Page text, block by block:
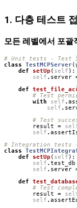
1. 다층 테스트
모든 레벨에서 포괄
# Unit tests - Test
class
TestMCPServer(
def
setUp ( self ):
self . server
def
# Test
with
self .
self .
# Test
result
=
self .
# Integration tests -
class
def
setUp ( self ):
self .test_db
self . server
def
# Test
result
=
self .